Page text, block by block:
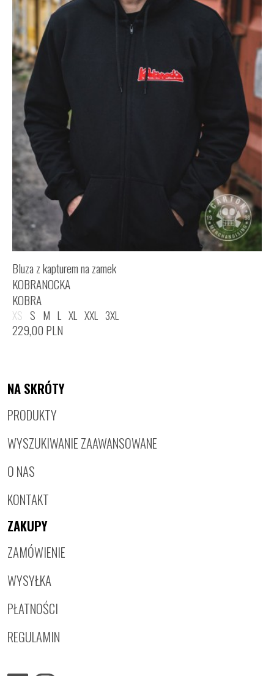
Bluza z kapturem na zamek
KOBRANOCKA
KOBRA
XS S M L XL XXL 3XL
229,00 PLN
NA SKRÓTY
PRODUKTY
WYSZUKIWANIE ZAAWANSOWANE
O NAS
KONTAKT
ZAKUPY
ZAMÓWIENIE
WYSYŁKA
PŁATNOŚCI
REGULAMIN